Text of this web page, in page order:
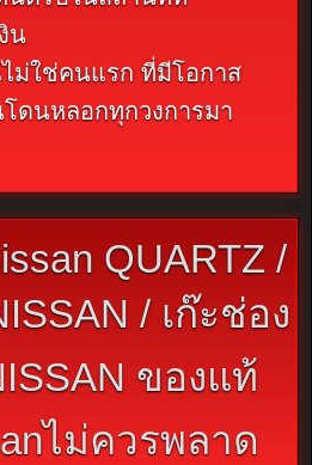
น
ม่ใช่คนแรก ที่มีโอกาส
ดนหลอกทุกวงการมา
QUARTZ /
/ เก๊ะช่อง
ของแท้
ไม่ควรพลาด